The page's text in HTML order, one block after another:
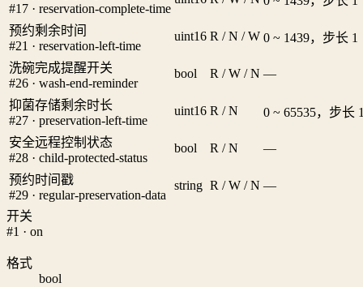
#17 · reservation-complete-time
预约剩余时间
#21 · reservation-left-time
uint16 R / N / W 0 ~ 1439，步长 1
洗碗完成提醒开关
#26 · wash-end-reminder
bool R / W / N —
抑菌存储剩余时长
#27 · preservation-left-time
uint16 R / N 0 ~ 65535，步长
安全远程控制状态
#28 · child-protected-status
bool R / N —
预约时间戳
#29 · regular-preservation-data
string R / W / N —
开关
#1 · on
格式
bool